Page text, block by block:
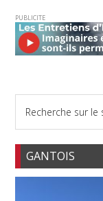
PUBLICITE
GANTOIS